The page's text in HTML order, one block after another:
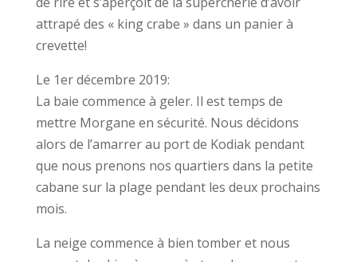
attrapé des « king crabe » dans un panier à
crevette!
Le 1er décembre 2019:
La baie commence à geler. Il est temps de
mettre Morgane en sécurité. Nous décidons
alors de l’amarrer au port de Kodiak pendant
que nous prenons nos quartiers dans la petite
cabane sur la plage pendant les deux prochains
mois.
La neige commence à bien tomber et nous